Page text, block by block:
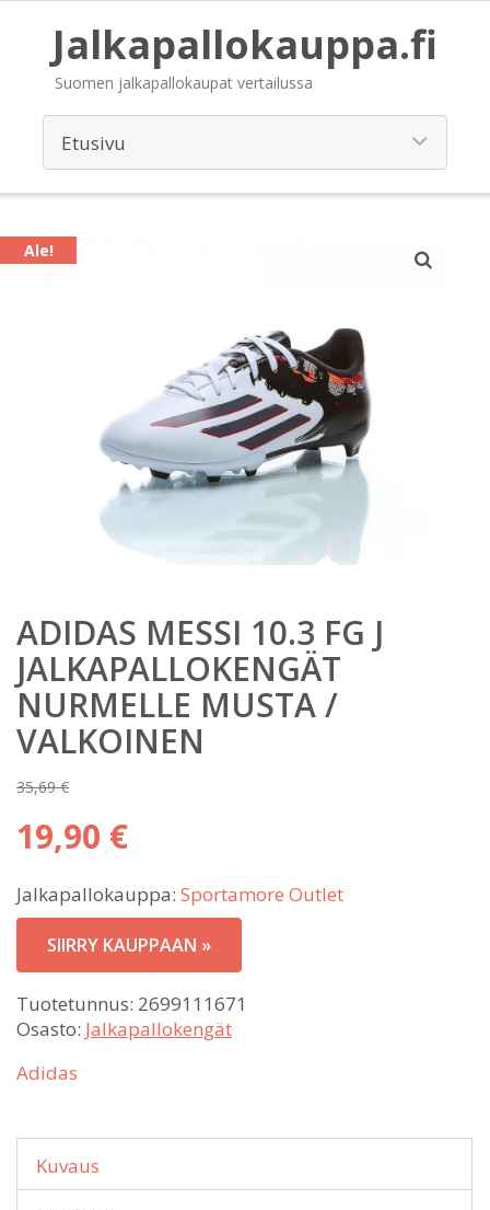
Jalkapallokauppa.fi
Suomen jalkapallokaupat vertailussa
Ale!
ADIDAS MESSI 10.3 FG J
JALKAPALLOKENGÄT
NURMELLE MUSTA /
VALKOINEN
35,69€
Alkuperäinen
hinta
35,69 €.
19,90 €
hinta
on:
19,90 €.
Jalkapallokauppa: Sportamore Outlet
SIIRRY KAUPPAAN »
Tuotetunnus: 2699111671
Osasto: Jalkapallokengät
Adidas
Kuvaus